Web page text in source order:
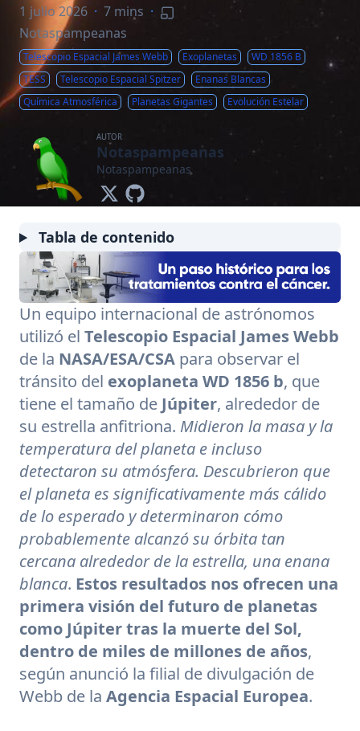
1 julio 2026 · 7 mins ·
Notaspampeanas
Telescopio Espacial James Webb Exoplanetas
WD 1856 B
TESS
Telescopio Espacial Spitzer
Enanas Blancas
Química Atmosférica
Planetas Gigantes Evolución Estelar
AUTOR
Notaspampeanas
Notaspampeanas
Tabla de contenido
Un equipo internacional de astrónomos
utilizó el Telescopio Espacial James Webb
de la NASA/ESA/CSA para observar el
tránsito del exoplaneta WD 1856 b, que
tiene el tamaño de Júpiter, alrededor de
su estrella anfitriona. Midieron la masa y la
temperatura del planeta e incluso
detectaron su atmósfera. Descubrieron que
el planeta es significativamente más cálido
de lo esperado y determinaron cómo
probablemente alcanzó su órbita tan
cercana alrededor de la estrella, una enana
blanca. Estos resultados nos ofrecen una
primera visión del futuro de planetas
como Júpiter tras la muerte del Sol,
dentro de miles de millones de años,
según anunció la filial de divulgación de
Webb de la Agencia Espacial Europea.